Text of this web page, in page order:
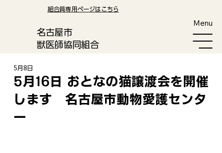
​組合員専用ページはこちら
​名古屋市
獣医師協同組合
Menu
5月16日 おとなの猫譲渡会を開催
します 名古屋市動物愛護センタ
ー
5月8日